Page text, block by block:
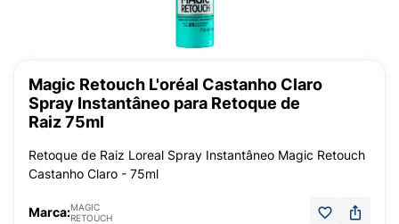
Magic Retouch L'oréal Castanho Claro
Spray Instantâneo para Retoque de
Raiz 75ml
Retoque de Raiz Loreal Spray Instantâneo Magic Retouch
Castanho Claro - 75ml
Marca:MAGIC
RETOUCH